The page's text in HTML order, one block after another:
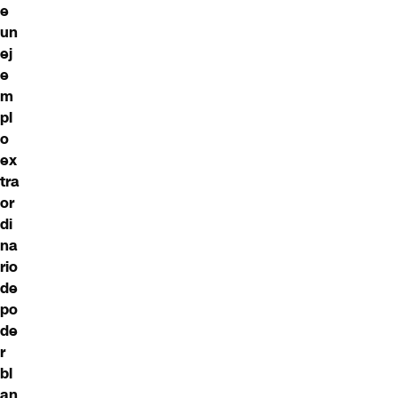
e
un
ej
e
m
pl
o
ex
tra
or
di
na
rio
de
po
de
r
bl